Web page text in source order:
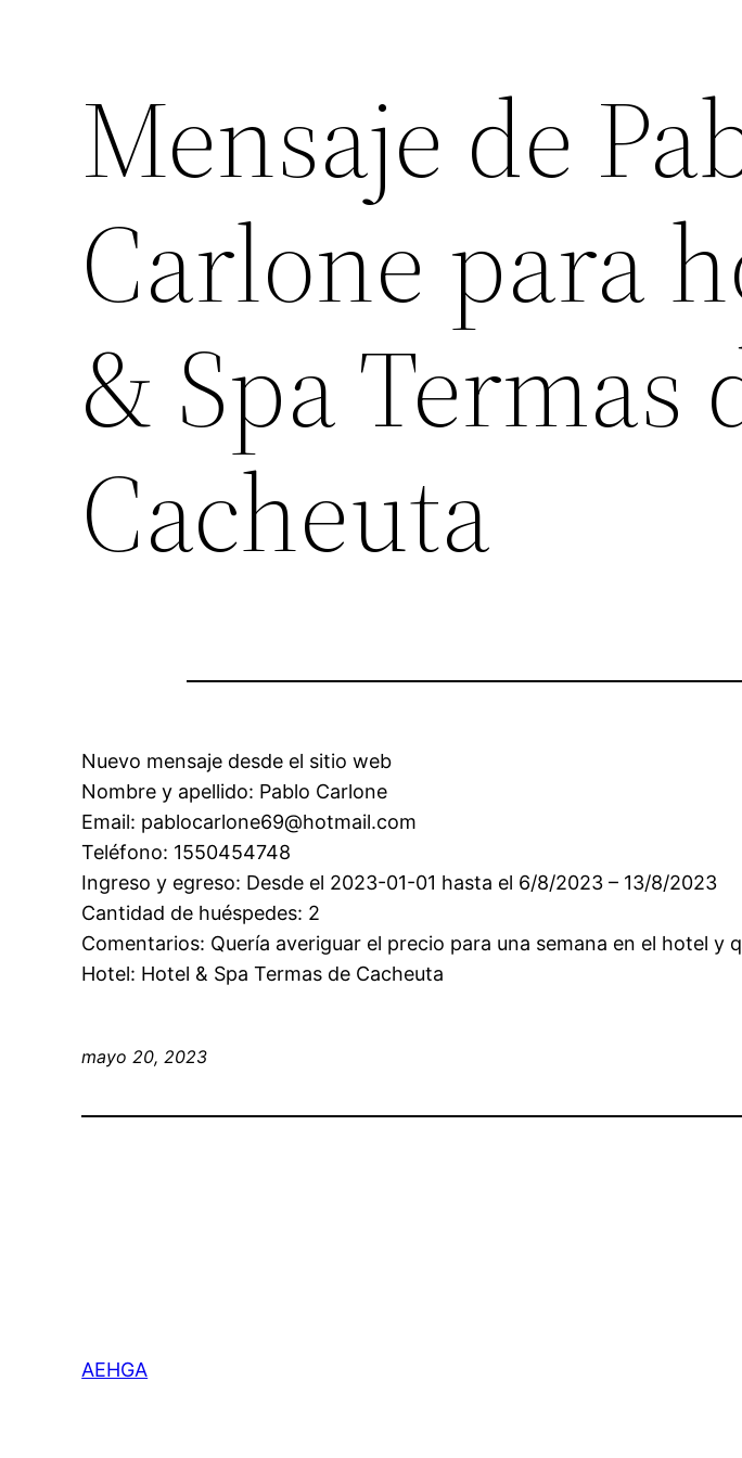
Mensaje de
Carlone para
& Spa Termas
Cacheuta
Nuevo mensaje desde el sitio web
Nombre y apellido: Pablo Carlone
Email: pablocarlone69@hotmail.com
Teléfono: 1550454748
Ingreso y egreso: Desde el 2023-01-01 hasta el 6/8/2023 – 13/8/2023
Cantidad de huéspedes: 2
Comentarios: Quería averiguar el precio para una semana en el hotel y
Hotel: Hotel & Spa Termas de Cacheuta
mayo 20, 2023
AEHGA